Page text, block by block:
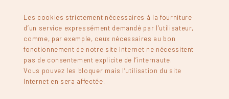
Les cookies strictement nécessaires à la fourniture
d’un service expressément demandé par l’utilisateur,
comme, par exemple, ceux nécessaires au bon
fonctionnement de notre site Internet ne nécessitent
pas de consentement explicite de l’internaute.
Vous pouvez les bloquer mais l’utilisation du site
Internet en sera affectée.